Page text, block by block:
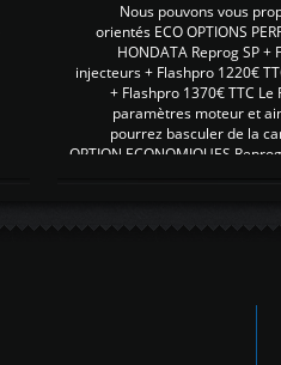
Nous pouvons vous
orientés ECO OPTIONS
HONDATA Reprog SP
injecteurs + Flashpro 1220€
+ Flashpro 1370€ TTC
paramètres moteur et
pourrez basculer de la
OPTION ECONOMIQUES